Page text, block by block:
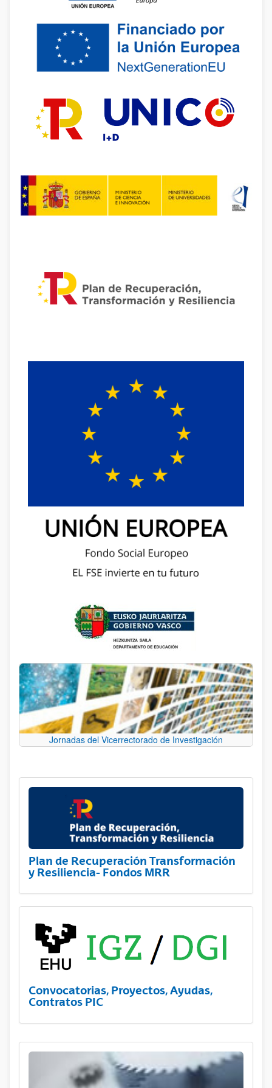
Jornadas del Vicerrectorado de Investigación
Plan de Recuperación Transformación
y Resiliencia- Fondos MRR
Convocatorias, Proyectos, Ayudas,
Contratos PIC